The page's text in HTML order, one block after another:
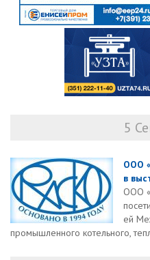
5
ООО
в
ООО
ей
промышленного котельного,